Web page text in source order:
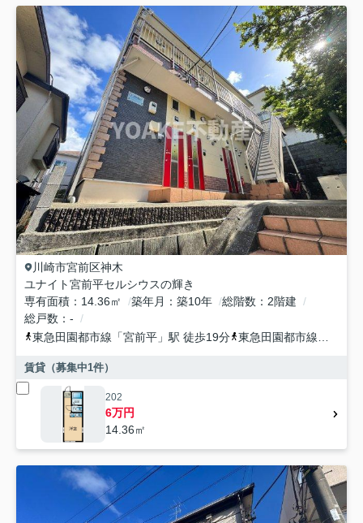
川崎市宮前区神木
ユナイト宮前平セルシウスの輝き
専有面積
14.36㎡ 築年月 築10年 総階数
2階建
総戸数
-
東急田園都市線 「宮前平 」駅 徒歩19分 東急田園都市線
賃貸（募集中1件）
202
6万円
14.36㎡